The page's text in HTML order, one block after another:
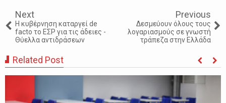
Next
Η κυβέρνηση καταργεί de
facto το ΕΣΡ για τις άδειες -
Θύελλα αντιδράσεων
Previous
Δεσμεύουν όλους τους
λογαριασμούς σε γνωστή
τράπεζα στην Ελλάδα
Related Post